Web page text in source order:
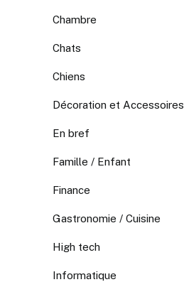
Chambre
Chats
Chiens
Décoration et Accessoires
En bref
Famille / Enfant
Finance
Gastronomie / Cuisine
High tech
Informatique